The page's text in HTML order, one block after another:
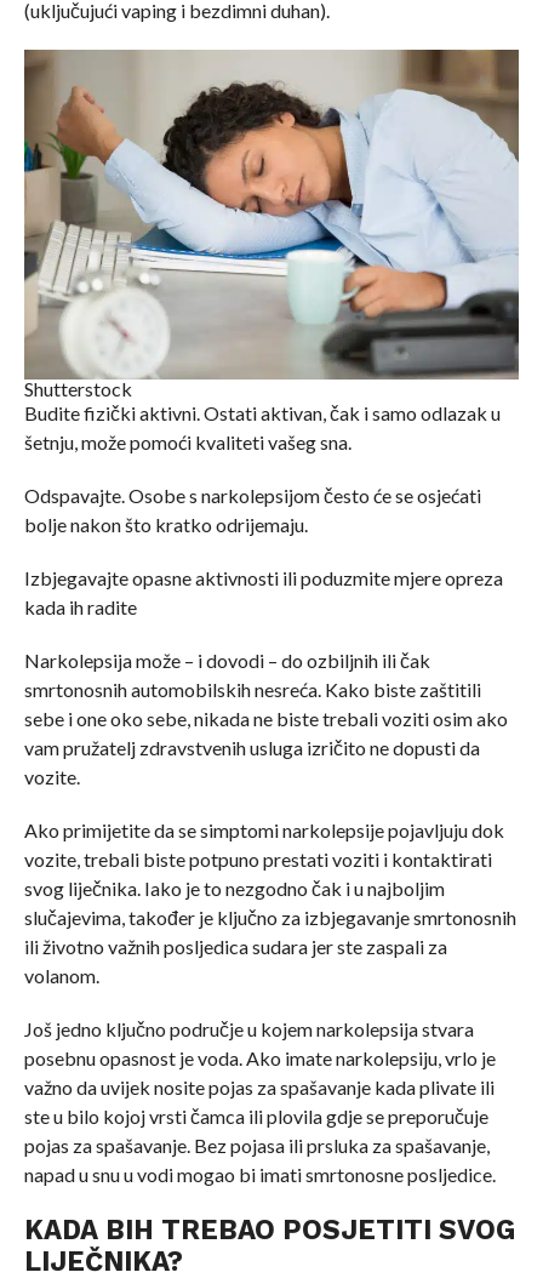
(uključujući vaping i bezdimni duhan).
Shutterstock
Budite fizički aktivni. Ostati aktivan, čak i samo odlazak u
šetnju, može pomoći kvaliteti vašeg sna.
Odspavajte. Osobe s narkolepsijom često će se osjećati
bolje nakon što kratko odrijemaju.
Izbjegavajte opasne aktivnosti ili poduzmite mjere opreza
kada ih radite
Narkolepsija može – i dovodi – do ozbiljnih ili čak
smrtonosnih automobilskih nesreća. Kako biste zaštitili
sebe i one oko sebe, nikada ne biste trebali voziti osim ako
vam pružatelj zdravstvenih usluga izričito ne dopusti da
vozite.
Ako primijetite da se simptomi narkolepsije pojavljuju dok
vozite, trebali biste potpuno prestati voziti i kontaktirati
svog liječnika. Iako je to nezgodno čak i u najboljim
slučajevima, također je ključno za izbjegavanje smrtonosnih
ili životno važnih posljedica sudara jer ste zaspali za
volanom.
Još jedno ključno područje u kojem narkolepsija stvara
posebnu opasnost je voda. Ako imate narkolepsiju, vrlo je
važno da uvijek nosite pojas za spašavanje kada plivate ili
ste u bilo kojoj vrsti čamca ili plovila gdje se preporučuje
pojas za spašavanje. Bez pojasa ili prsluka za spašavanje,
napad u snu u vodi mogao bi imati smrtonosne posljedice.
KADA BIH TREBAO POSJETITI SVOG
LIJEČNIKA?